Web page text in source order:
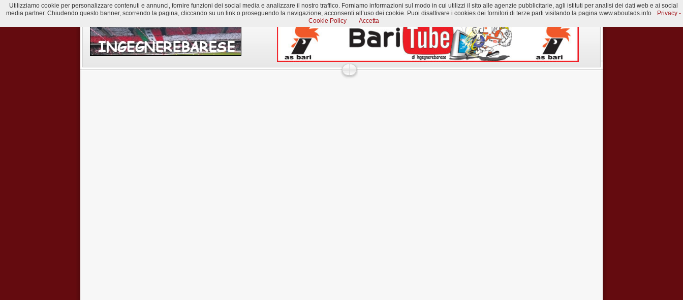
Utilizziamo cookie per personalizzare contenuti e annunci, fornire funzioni dei social media e analizzare il nostro traffico. Forniamo informazioni sul modo in cui utilizzi il sito alle agenzie pubblicitarie, agli istituti per analisi dei dati web e ai social
media partner. Chiudendo questo banner, scorrendo la pagina, cliccando su un link o proseguendo la navigazione, acconsenti all’uso dei cookie. Puoi disattivare i cookies dei fornitori di terze parti visitando la pagina www.aboutads.info
Privacy -
Cookie Policy
Accetta